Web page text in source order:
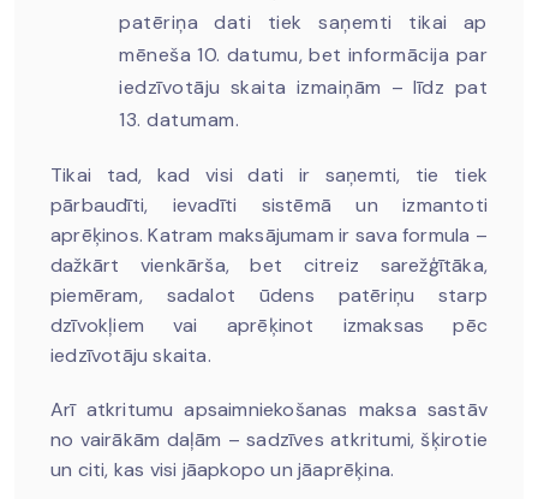
patēriņa dati tiek saņemti tikai ap
mēneša 10. datumu, bet informācija par
iedzīvotāju skaita izmaiņām – līdz pat
13. datumam.
Tikai tad, kad visi dati ir saņemti, tie tiek
pārbaudīti, ievadīti sistēmā un izmantoti
aprēķinos. Katram maksājumam ir sava formula –
dažkārt vienkārša, bet citreiz sarežģītāka,
piemēram, sadalot ūdens patēriņu starp
dzīvokļiem vai aprēķinot izmaksas pēc
iedzīvotāju skaita.
Arī atkritumu apsaimniekošanas maksa sastāv
no vairākām daļām – sadzīves atkritumi, šķirotie
un citi, kas visi jāapkopo un jāaprēķina.